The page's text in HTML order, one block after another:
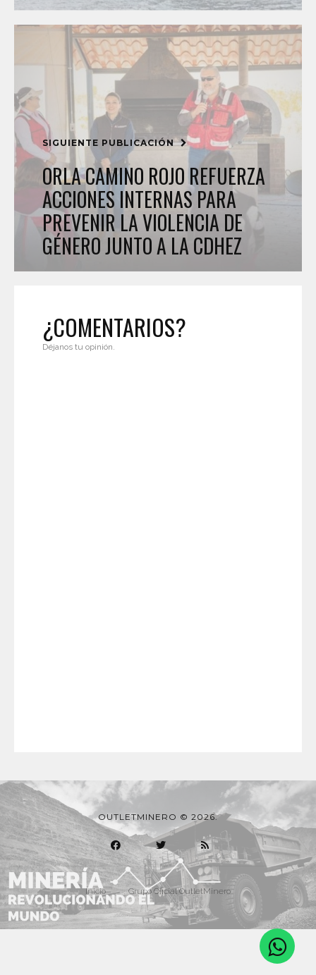
SIGUIENTE PUBLICACIÓN
ORLA CAMINO ROJO REFUERZA
ACCIONES INTERNAS PARA
PREVENIR LA VIOLENCIA DE
GÉNERO JUNTO A LA CDHEZ
¿COMENTARIOS?
Déjanos tu opinión.
OUTLETMINERO © 2026.
Inicio Grupo Oficial OutletMinero